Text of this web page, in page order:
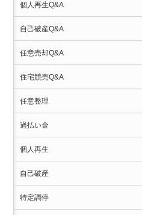
個人再生Q&A
自己破産Q&A
任意売却Q&A
住宅競売Q&A
任意整理
過払い金
個人再生
自己破産
特定調停